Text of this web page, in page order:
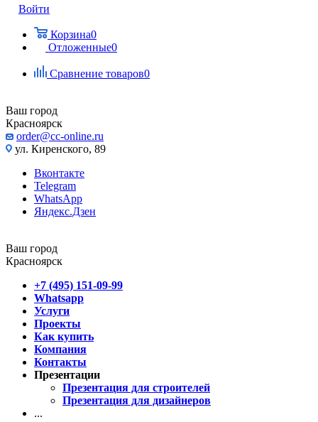
Войти
Корзина0
Отложенные0
Сравнение товаров0
Ваш город
Красноярск
order@cc-online.ru
ул. Киренского, 89
Вконтакте
Telegram
WhatsApp
Яндекс.Дзен
Ваш город
Красноярск
+7 (495) 151-09-99
Whatsapp
Услуги
Проекты
Как купить
Компания
Контакты
Презентации
Презентация для строителей
Презентация для дизайнеров
...